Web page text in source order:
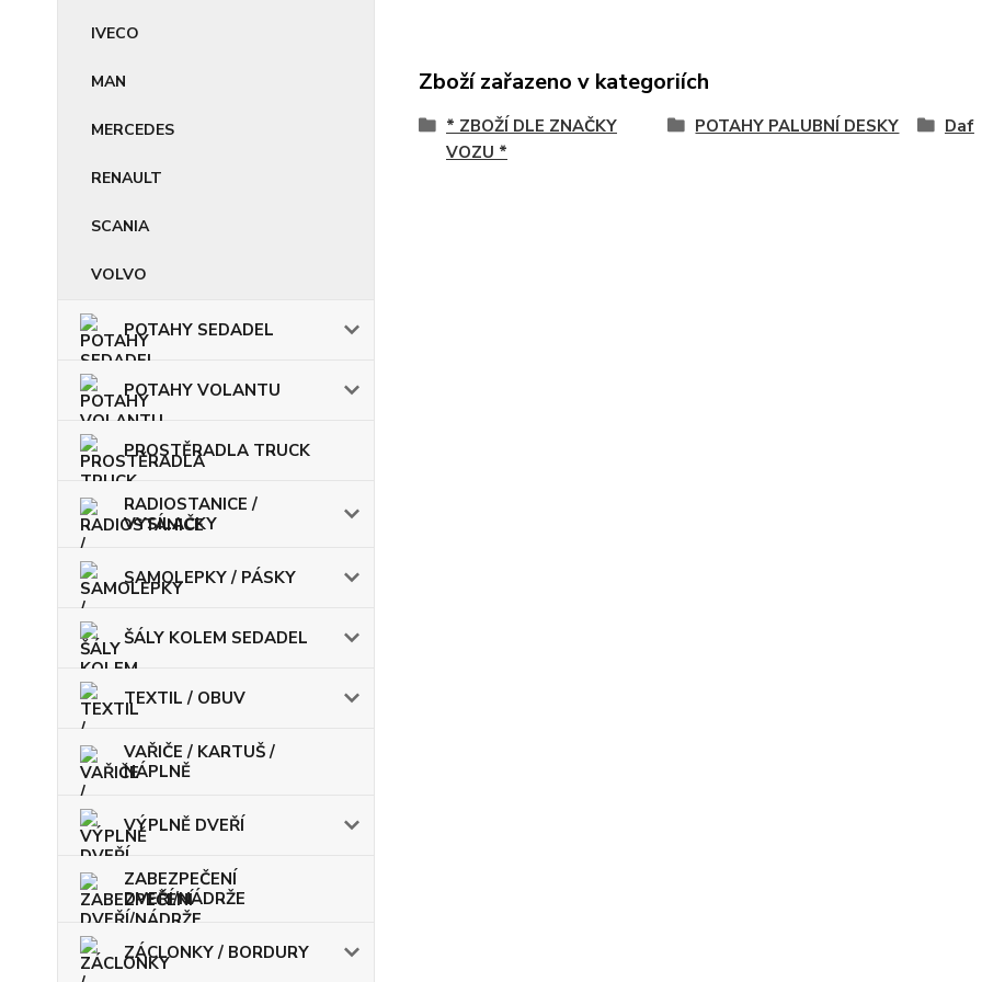
IVECO
MAN
MERCEDES
RENAULT
SCANIA
VOLVO
POTAHY SEDADEL
POTAHY VOLANTU
PROSTĚRADLA TRUCK
RADIOSTANICE /
VYSÍLAČKY
SAMOLEPKY / PÁSKY
ŠÁLY KOLEM SEDADEL
TEXTIL / OBUV
VAŘIČE / KARTUŠ /
NÁPLNĚ
VÝPLNĚ DVEŘÍ
ZABEZPEČENÍ
DVEŘÍ/NÁDRŽE
ZÁCLONKY / BORDURY
Zboží zařazeno v kategoriích
* ZBOŽÍ DLE ZNAČKY
VOZU *
POTAHY PALUBNÍ DESKY Daf